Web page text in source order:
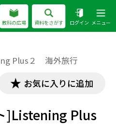
教科の広場 資料をさがす ログイン メニュー
Plus２ 海外旅行
お気に入りに追加
]Listening Plus